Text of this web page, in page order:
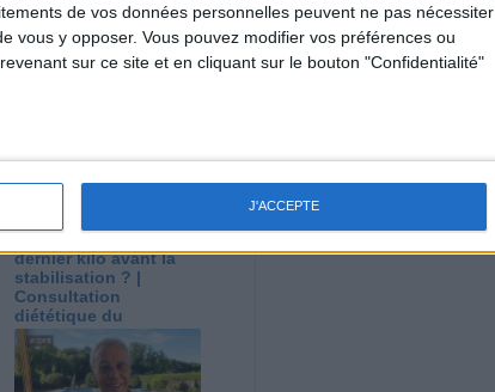
de vos données personnelles peuvent ne pas nécessiter
vous y opposer. Vous pouvez modifier vos préférences ou
sur ce site et en cliquant sur le bouton "Confidentialité"
J'ACCEPTE
Voir tout
à des vidéo-
du programme.
dernier kilo avant la
stabilisation ? |
Consultation
diététique du
29/07/2026